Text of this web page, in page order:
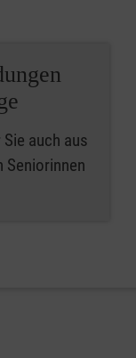
auch aus
Seniorinnen